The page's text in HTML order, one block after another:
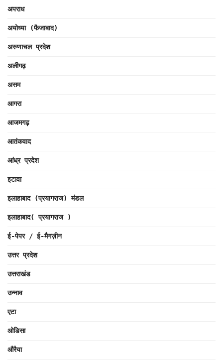
अपराध
अयोध्या (फैजाबाद)
अरुणाचल प्रदेश
अलीगढ़
असम
आगरा
आजमगढ़
आतंकवाद
आंध्र प्रदेश
इटावा
इलाहाबाद (प्रयागराज) मंडल
इलाहाबाद( प्रयागराज )
ई-पेपर / ई-मैगज़ीन
उत्तर प्रदेश
उत्तराखंड
उन्नाव
एटा
ओडिसा
औरैया